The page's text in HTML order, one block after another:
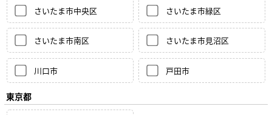
さいたま市中央区 さいたま市緑区
さいたま市南区 さいたま市見沼区
川口市 戸田市
東京都